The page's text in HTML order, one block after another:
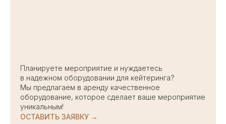
Планируете мероприятие и нуждаетесь
в надежном оборудовании для кейтеринга?
Мы предлагаем в аренду качественное
оборудование, которое сделает ваше мероприятие
уникальным!
ОСТАВИТЬ ЗАЯВКУ →